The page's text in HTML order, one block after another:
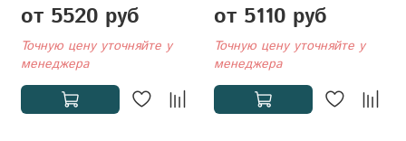
от 5520 руб
Точную цену уточняйте у
менеджера
от 5110 руб
Точную цену уточняйте у
менеджера